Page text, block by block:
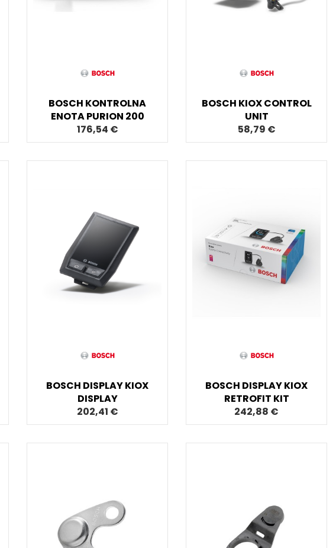
BOSCH KONTROLNA
ENOTA PURION 200
176,54 €
BOSCH KIOX CONTROL
UNIT
58,79 €
BOSCH DISPLAY KIOX
DISPLAY
202,41 €
BOSCH DISPLAY KIOX
RETROFIT KIT
242,88 €